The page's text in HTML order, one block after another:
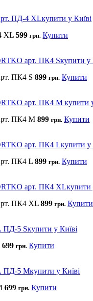
XL 599 грн. Купити
ПК4 S 899 грн. Купити
ПК4 М 899 грн. Купити
ПК4 L 899 грн. Купити
ПК4 XL 899 грн. Купити
699 грн. Купити
699 грн. Купити